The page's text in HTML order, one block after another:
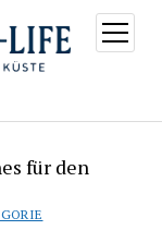
Menü
öffnen
für den